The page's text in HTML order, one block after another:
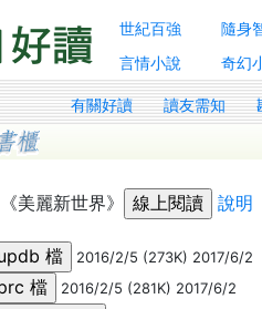
世紀百強 隨身
言情小說
奇幻
有關好讀 讀友需知
《美麗新世界》 說明
2016/2/5 (273K) 2017/6/2
2016/2/5 (281K) 2017/6/2